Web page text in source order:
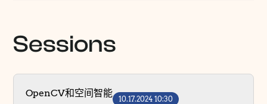
Sessions
OpenCV和空间智能
10.17.2024 10:30